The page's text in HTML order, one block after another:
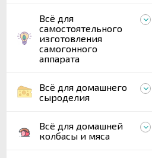
Всё для
самостоятельного
изготовления
самогонного
аппарата
Всё для домашнего
сыроделия
Всё для домашней
колбасы и мяса